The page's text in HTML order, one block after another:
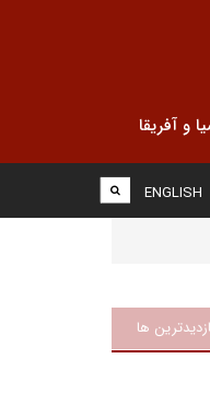
و آفریقا
ENGLISH
ها